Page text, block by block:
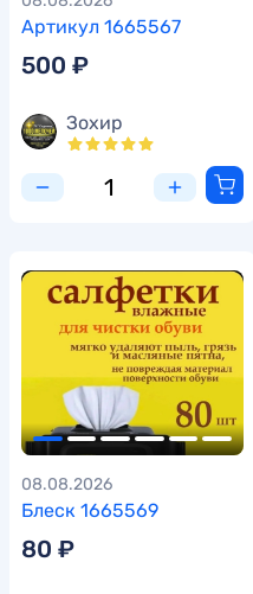
Артикул 1665567
500 ₽
Зохир
Блеск 1665569
08.08.2026
80 ₽